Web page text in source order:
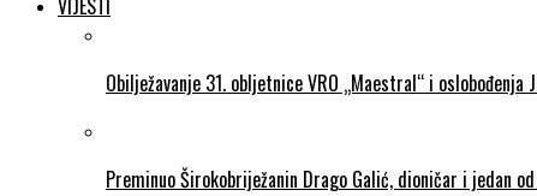
VIJESTI
Obilježavanje 31. obljetnice VRO „Maestral“ i
Preminuo Širokobriježanin Drago Galić, dioničar i jedan